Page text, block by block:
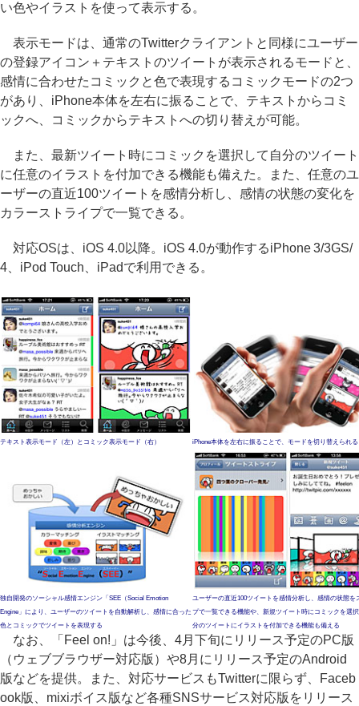
い色やイラストを使って表示する。
表示モードは、通常のTwitterクライアントと同様にユーザー
の登録アイコン＋テキストのツイートが表示されるモードと、
感情に合わせたコミックと色で表現するコミックモードの2つ
があり、iPhone本体を左右に振ることで、テキストからコミ
ックへ、コミックからテキストへの切り替えが可能。
また、最新ツイート時にコミックを選択して自分のツイート
に任意のイラストを付加できる機能も備えた。また、任意のユ
ーザーの直近100ツイートを感情分析し、感情の状態の変化を
カラーストライプで一覧できる。
対応OSは、iOS 4.0以降。iOS 4.0が動作するiPhone 3/3GS/
4、iPod Touch、iPadで利用できる。
テキスト表示モード（左）とコミック表示モード（右） iPhone本体を左右に振ることで、モードを切り替えられる
独自開発のソーシャル感情エンジン「SEE（Social Emotion
Engine」により、ユーザーのツイートを自動解析し、感情に合った
色とコミックでツイートを表現する
ユーザーの直近100ツイートを感情分析し、感情の状態を
プで一覧できる機能や、新規ツイート時にコミックを選
分のツイートにイラストを付加できる機能も備える
なお、「Feel on!」は今後、4月下旬にリリース予定のPC版
（ウェブブラウザー対応版）や8月にリリース予定のAndroid
版などを提供。また、対応サービスもTwitterに限らず、Faceb
ook版、mixiボイス版など各種SNSサービス対応版をリリース